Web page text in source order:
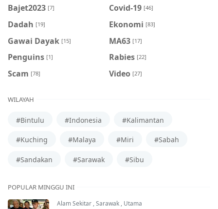
Bajet2023 [7] Covid-19 [46]
Dadah [19] Ekonomi [83]
Gawai Dayak [15] MA63 [17]
Penguins [1] Rabies [22]
Scam [78] Video [27]
WILAYAH
#Bintulu #Indonesia #Kalimantan
#Kuching #Malaya #Miri #Sabah
#Sandakan #Sarawak #Sibu
POPULAR MINGGU INI
Alam Sekitar ,Sarawak , Utama